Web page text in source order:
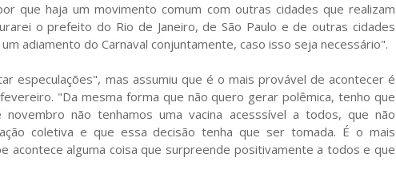
que haja um movimento comum com outras cidades que realizam
o prefeito do Rio de Janeiro, de São Paulo e de outras cidades
adiamento do Carnaval conjuntamente, caso isso seja necessário".
especulações", mas assumiu que é o mais provável de acontecer é
"Da mesma forma que não quero gerar polêmica, tenho que
não tenhamos uma vacina acesssível a todos, que não
coletiva e que essa decisão tenha que ser tomada. É o mais
acontece alguma coisa que surpreende positivamente a todos e que